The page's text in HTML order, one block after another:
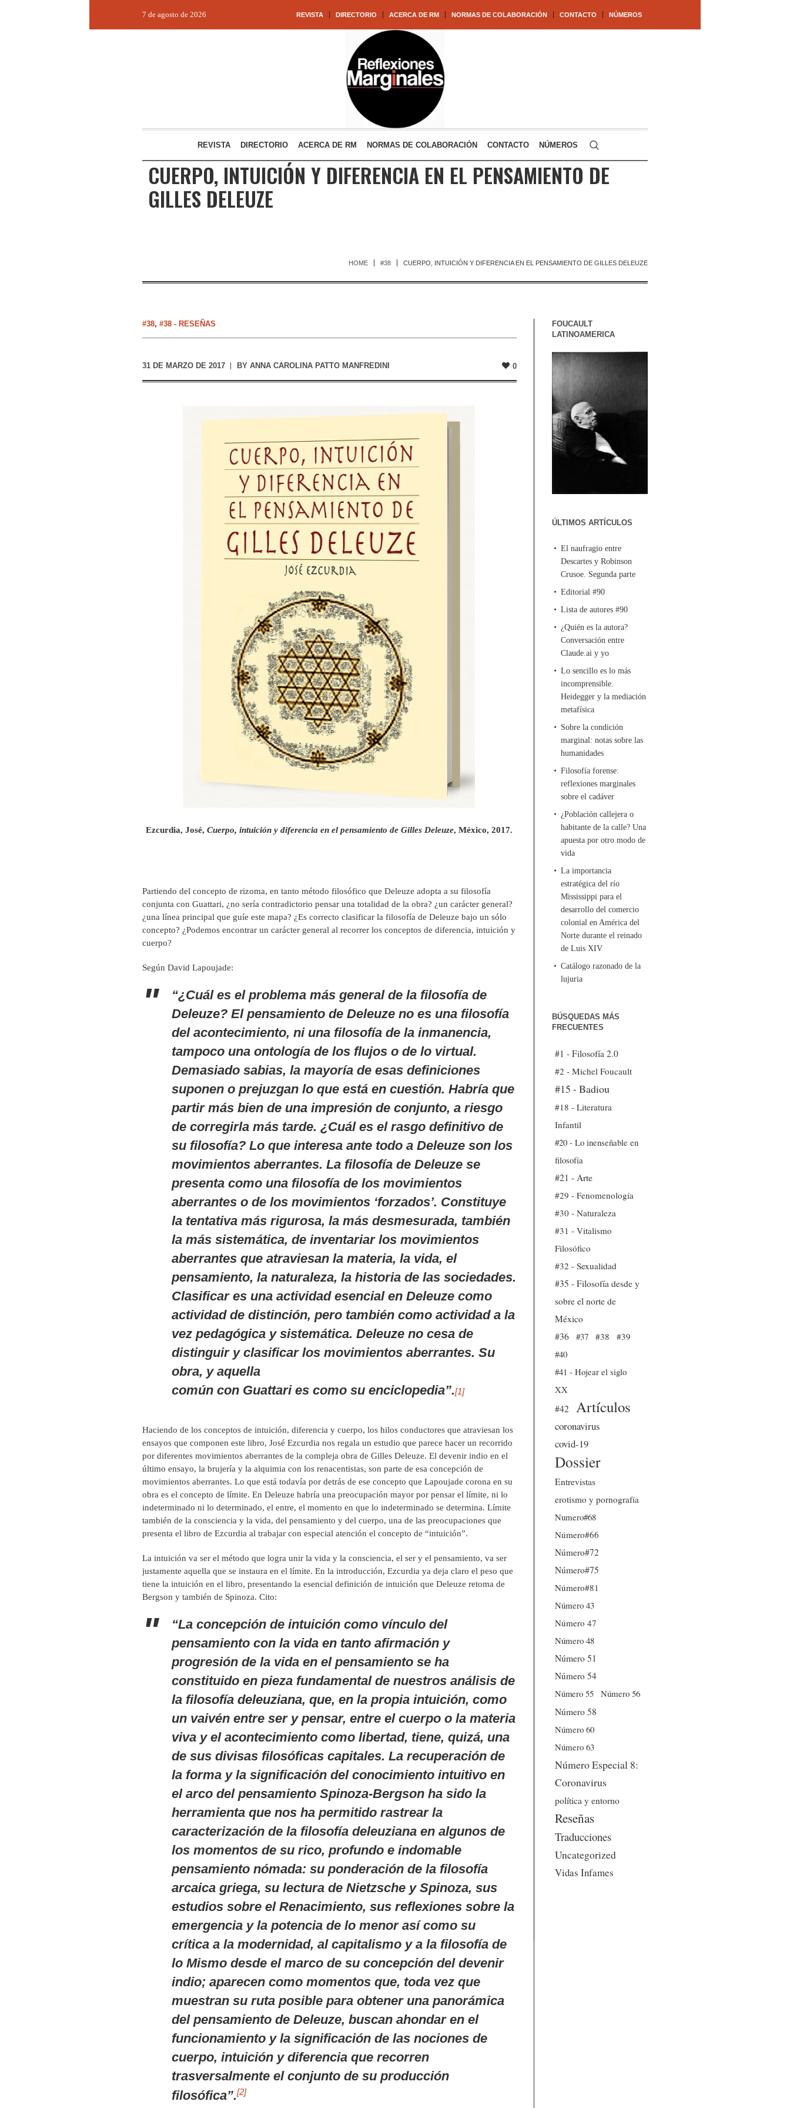
REVISTA DIRECTORIO ACERCA DE RM NORMAS DE COLABORACIÓN CONTACTO NÚMEROS
7 de agosto de 2026
REVISTA DIRECTORIO ACERCA DE RM NORMAS DE COLABORACIÓN CONTACTO NÚMEROS
CUERPO, INTUICIÓN Y DIFERENCIA EN EL PENSAMIENTO DE
GILLES DELEUZE
HOME #38 CUERPO, INTUICIÓN Y DIFERENCIA EN EL PENSAMIENTO DE GILLES DELEUZE
#38, #38 - RESEÑAS
31 DE MARZO DE 2017 BY ANNA CAROLINA PATTO MANFREDINI 0
Ezcurdia, José,Cuerpo, intuición y diferencia en el pensamiento de Gilles Deleuze, México, 2017.
Partiendo del concepto de rizoma, en tanto método filosófico que Deleuze adopta a su filosofía
conjunta con Guattari, ¿no sería contradictorio pensar una totalidad de la obra? ¿un carácter general?
¿una línea principal que guíe este mapa? ¿Es correcto clasificar la filosofía de Deleuze bajo un sólo
concepto? ¿Podemos encontrar un carácter general al recorrer los conceptos de diferencia, intuición y
cuerpo?
Según David Lapoujade:
“¿Cuál es el problema más general de la filosofía de
Deleuze? El pensamiento de Deleuze no es una filosofía
del acontecimiento, ni una filosofía de la inmanencia,
tampoco una ontología de los flujos o de lo virtual.
Demasiado sabias, la mayoría de esas definiciones
suponen o prejuzgan lo que está en cuestión. Habría que
partir más bien de una impresión de conjunto, a riesgo
de corregirla más tarde. ¿Cuál es el rasgo definitivo de
su filosofía? Lo que interesa ante todo a Deleuze son los
movimientos aberrantes. La filosofía de Deleuze se
presenta como una filosofía de los movimientos
aberrantes o de los movimientos ‘forzados’. Constituye
la tentativa más rigurosa, la más desmesurada, también
la más sistemática, de inventariar los movimientos
aberrantes que atraviesan la materia, la vida, el
pensamiento, la naturaleza, la historia de las sociedades.
Clasificar es una actividad esencial en Deleuze como
actividad de distinción, pero también como actividad a la
vez pedagógica y sistemática. Deleuze no cesa de
distinguir y clasificar los movimientos aberrantes. Su
obra, y aquella
común con Guattari es como su enciclopedia”.[1]
Haciendo de los conceptos de intuición, diferencia y cuerpo, los hilos conductores que atraviesan los
ensayos que componen este libro, José Ezcurdia nos regala un estudio que parece hacer un recorrido
por diferentes movimientos aberrantes de la compleja obra de Gilles Deleuze. El devenir indio en el
último ensayo, la brujería y la alquimia con los renacentistas, son parte de esa concepción de
movimientos aberrantes. Lo que está todavía por detrás de ese concepto que Lapoujade corona en su
obra es el concepto de límite. En Deleuze habría una preocupación mayor por pensar el límite, ni lo
indeterminado ni lo determinado, el entre, el momento en que lo indeterminado se determina. Límite
también de la consciencia y la vida, del pensamiento y del cuerpo, una de las preocupaciones que
presenta el libro de Ezcurdia al trabajar con especial atención el concepto de “intuición”.
La intuición va ser el método que logra unir la vida y la consciencia, el ser y el pensamiento, va ser
justamente aquella que se instaura en el límite. En la introducción, Ezcurdia ya deja claro el peso que
tiene la intuición en el libro, presentando la esencial definición de intuición que Deleuze retoma de
Bergson y también de Spinoza. Cito:
“La concepción de intuición como vínculo del
pensamiento con la vida en tanto afirmación y
progresión de la vida en el pensamiento se ha
constituido en pieza fundamental de nuestros análisis de
la filosofía deleuziana, que, en la propia intuición, como
un vaivén entre ser y pensar, entre el cuerpo o la materia
viva y el acontecimiento como libertad, tiene, quizá, una
de sus divisas filosóficas capitales. La recuperación de
la forma y la significación del conocimiento intuitivo en
el arco del pensamiento Spinoza-Bergson ha sido la
herramienta que nos ha permitido rastrear la
caracterización de la filosofía deleuziana en algunos de
los momentos de su rico, profundo e indomable
pensamiento nómada: su ponderación de la filosofía
arcaica griega, su lectura de Nietzsche y Spinoza, sus
estudios sobre el Renacimiento, sus reflexiones sobre la
emergencia y la potencia de lo menor así como su
crítica a la modernidad, al capitalismo y a la filosofía de
lo Mismo desde el marco de su concepción del devenir
indio; aparecen como momentos que, toda vez que
muestran su ruta posible para obtener una panorámica
del pensamiento de Deleuze, buscan ahondar en el
funcionamiento y la significación de las nociones de
cuerpo, intuición y diferencia que recorren
trasversalmente el conjunto de su producción
filosófica”.[2]
FOUCAULT
LATINOAMERICA
ÚLTIMOS ARTÍCULOS
El naufragio entre
Descartes y Robinson
Crusoe. Segunda parte
Editorial #90
Lista de autores #90
¿Quién es la autora?
Conversación entre
Claude.ai y yo
Lo sencillo es lo más
incomprensible.
Heidegger y la mediación
metafísica
Sobre la condición
marginal: notas sobre las
humanidades
Filosofía forense:
reflexiones marginales
sobre el cadáver
¿Población callejera o
habitante de la calle? Una
apuesta por otro modo de
vida
La importancia
estratégica del río
Mississippi para el
desarrollo del comercio
colonial en América del
Norte durante el reinado
de Luis XIV
Catálogo razonado de la
lujuria
BÚSQUEDAS MÁS
FRECUENTES
#1 - Filosofía 2.0
#2 - Michel Foucault
#15 - Badiou
#18 - Literatura
Infantil
#20 - Lo inenseñable en
filosofía
#21 - Arte
#29 - Fenomenología
#30 - Naturaleza
#31 - Vitalismo
Filosófico
#32 - Sexualidad
#35 - Filosofía desde y
sobre el norte de
México
#36
#37 #38
#39
#40
#41 - Hojear el siglo
XX
#42
Artículos
coronavirus
covid-19
Dossier
Entrevistas
erotismo y pornografía
Numero#68
Número#66
Número#72
Número#75
Número#81
Número 43
Número 47
Número 48
Número 51
Número 54
Número 55
Número 56
Número 58
Número 60
Número 63
Número Especial 8:
Coronavirus
política y entorno
Reseñas
Traducciones
Uncategorized
Vidas Infames